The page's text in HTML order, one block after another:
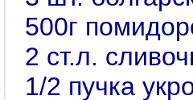
500г
2 ст.л.
1/2 пучка